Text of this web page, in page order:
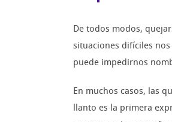
De todos modos,
situaciones difíciles
puede impedirnos
En muchos casos, las
llanto es la primera